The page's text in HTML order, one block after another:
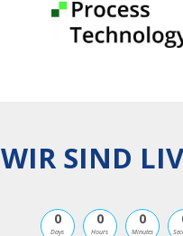
WIR SIND
0 0 0
Days Hours Minutes